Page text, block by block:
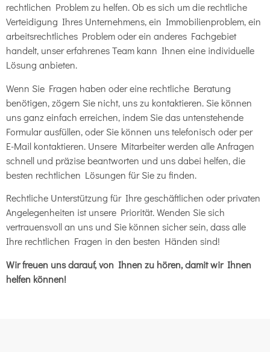
rechtlichen Problem zu helfen. Ob es sich um die rechtliche
Verteidigung Ihres Unternehmens, ein Immobilienproblem, ein
arbeitsrechtliches Problem oder ein anderes Fachgebiet
handelt, unser erfahrenes Team kann Ihnen eine individuelle
Lösung anbieten.
Wenn Sie Fragen haben oder eine rechtliche Beratung
benötigen, zögern Sie nicht, uns zu kontaktieren. Sie können
uns ganz einfach erreichen, indem Sie das untenstehende
Formular ausfüllen, oder Sie können uns telefonisch oder per
E-Mail kontaktieren. Unsere Mitarbeiter werden alle Anfragen
schnell und präzise beantworten und uns dabei helfen, die
besten rechtlichen Lösungen für Sie zu finden.
Rechtliche Unterstützung für Ihre geschäftlichen oder privaten
Angelegenheiten ist unsere Priorität. Wenden Sie sich
vertrauensvoll an uns und Sie können sicher sein, dass alle
Ihre rechtlichen Fragen in den besten Händen sind!
Wir freuen uns darauf, von Ihnen zu hören, damit wir Ihnen
helfen können!